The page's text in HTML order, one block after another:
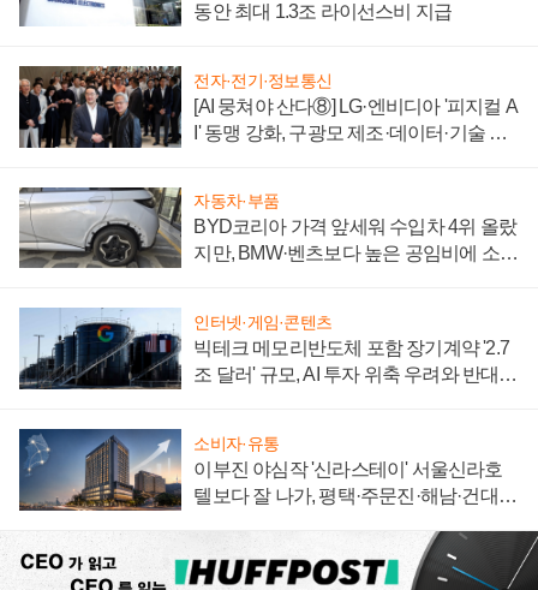
동안 최대 1.3조 라이선스비 지급
전자·전기·정보통신
[AI 뭉쳐야 산다⑧] LG·엔비디아 '피지컬 A
I' 동맹 강화, 구광모 제조·데이터·기술 결
자동차·부품
BYD코리아 가격 앞세워 수입차 4위 올랐
지만, BMW·벤츠보다 높은 공임비에 소비
인터넷·게임·콘텐츠
빅테크 메모리반도체 포함 장기계약 '2.7
조 달러' 규모, AI 투자 위축 우려와 반대
소비자·유통
이부진 야심작 '신라스테이' 서울신라호
텔보다 잘 나가, 평택·주문진·해남·건대로